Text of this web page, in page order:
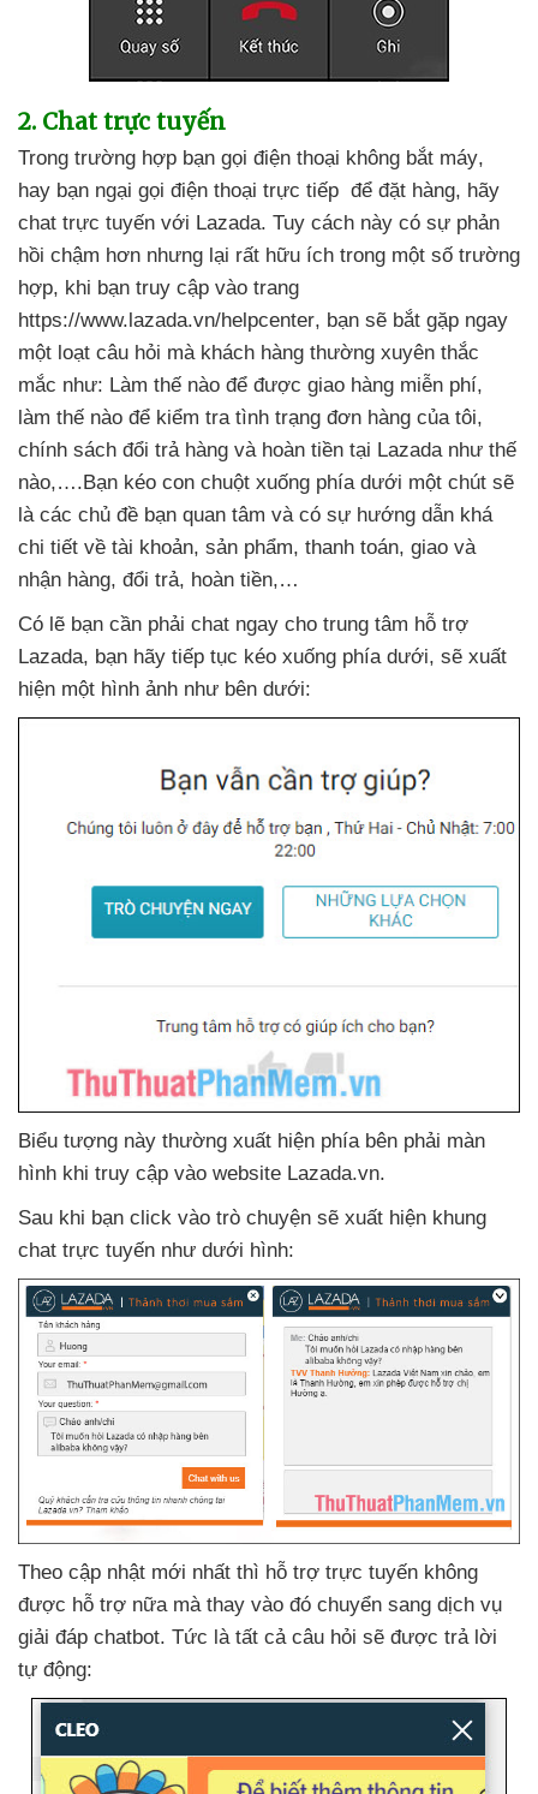
2. Chat trực tuyến
Trong trường hợp bạn gọi điện thoại không bắt máy,
hay bạn ngại gọi điện thoại trực tiếp để đặt hàng, hãy
chat trực tuyến với Lazada. Tuy cách này có sự phản
hồi chậm hơn nhưng lại rất hữu ích trong một số trường
hợp, khi bạn truy cập vào trang
https://www.lazada.vn/helpcenter, bạn sẽ bắt gặp ngay
một loạt câu hỏi mà khách hàng thường xuyên thắc
mắc như: Làm thế nào để được giao hàng miễn phí,
làm thế nào để kiểm tra tình trạng đơn hàng của tôi,
chính sách đổi trả hàng và hoàn tiền tại Lazada như thế
nào,….Bạn kéo con chuột xuống phía dưới một chút sẽ
là các chủ đề bạn quan tâm và có sự hướng dẫn khá
chi tiết về tài khoản, sản phẩm, thanh toán, giao và
nhận hàng, đổi trả, hoàn tiền,…
Có lẽ bạn cần phải chat ngay cho trung tâm hỗ trợ
Lazada, bạn hãy tiếp tục kéo xuống phía dưới, sẽ xuất
hiện một hình ảnh như bên dưới:
Biểu tượng này thường xuất hiện phía bên phải màn
hình khi truy cập vào website Lazada.vn.
Sau khi bạn click vào trò chuyện sẽ xuất hiện khung
chat trực tuyến như dưới hình:
Theo cập nhật mới nhất thì hỗ trợ trực tuyến không
được hỗ trợ nữa mà thay vào đó chuyển sang dịch vụ
giải đáp chatbot. Tức là tất cả câu hỏi sẽ được trả lời
tự động: